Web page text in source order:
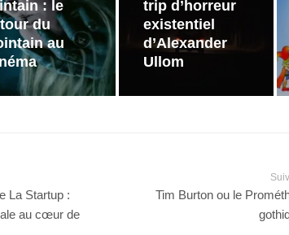
: le
du
au
trip d’horreur
existentiel
d’Alexander
Ullom
La Startup :
au cœur de
Tim Burton ou le